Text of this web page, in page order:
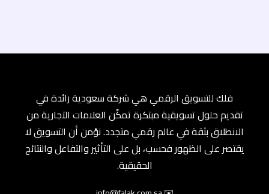
فلك للتسويق الرقمي هي شركة سعودية رائدة في
تقديم حلول تسويقية مبتكرة تمكّن العلامات التجارية من
الانطلاق بثقة في عالم رقمي متجدد. نؤمن أن التسويق لا
يقتصر على الظهور فحسب، بل على التأثير والتفاعل والنتائج
الحقيقية.